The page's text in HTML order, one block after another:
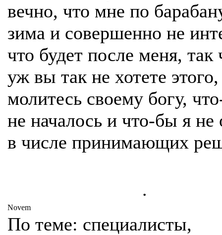
вечно, что мне по
зима и совершенно не
что будет после меня, так
уж вы так не хотете этого,
молитесь своему богу,
не началось и что-бы я не
в числе принимающих
.
Novem
По теме: специалисты,